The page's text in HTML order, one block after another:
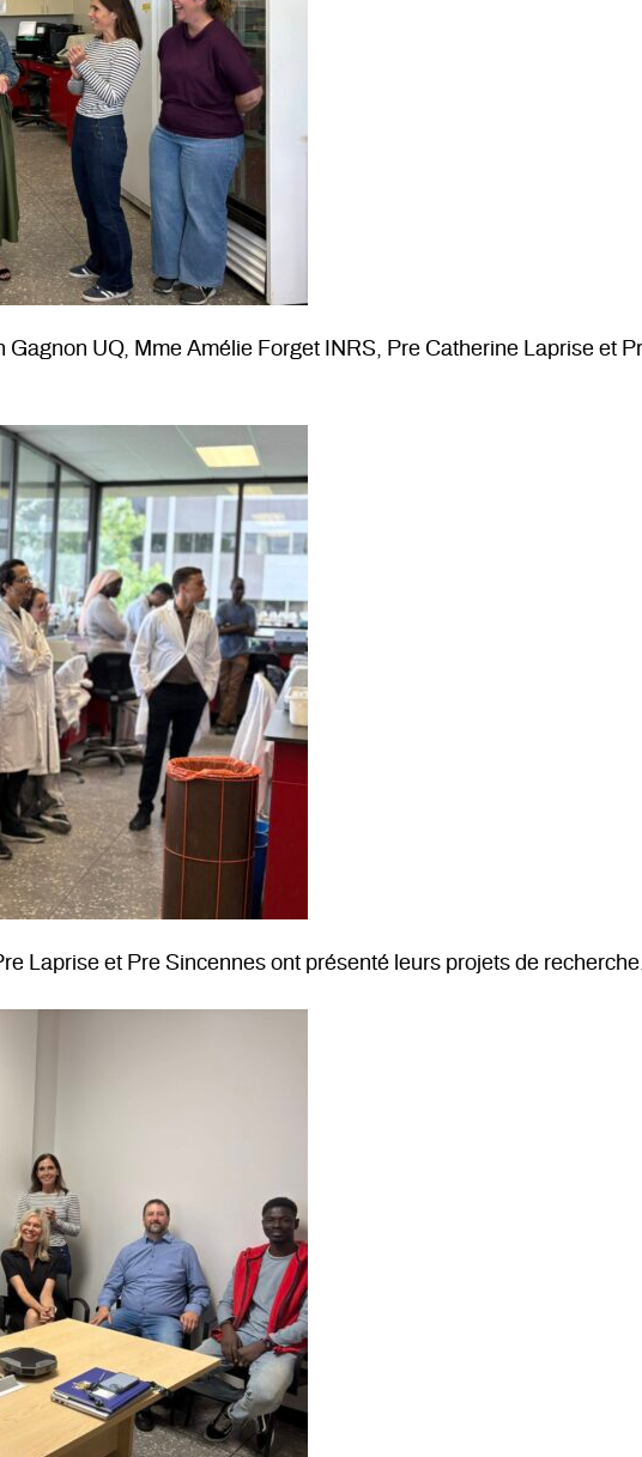
Gagnon UQ, Mme Amélie Forget INRS, Pre Catherine Laprise et
Laprise et Pre Sincennes ont présenté leurs projets de